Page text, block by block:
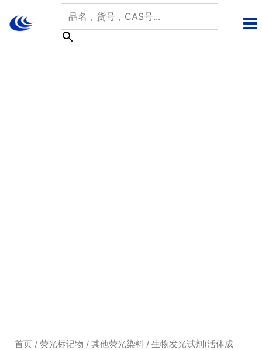
首页/ 荧光标记物 / 其他荧光染料/ 生物发光试剂(活体成